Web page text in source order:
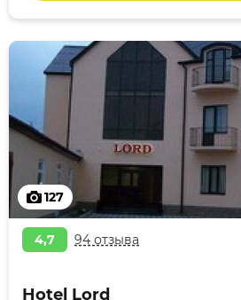
127
4,7 94 отзыва
Hotel Lord